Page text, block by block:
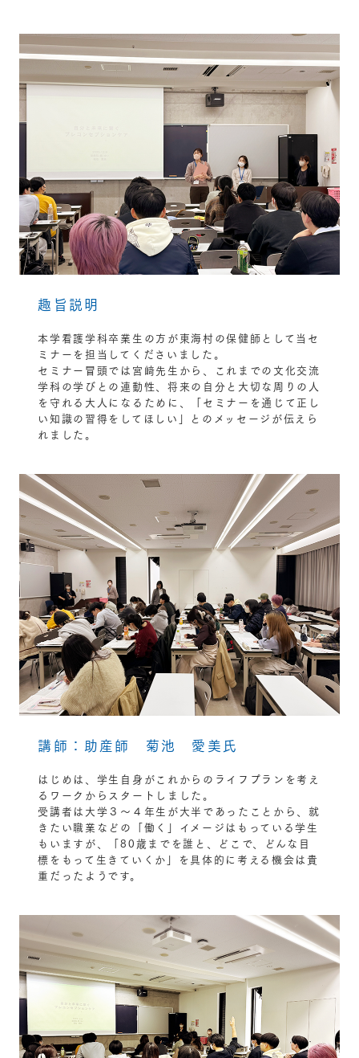
趣旨説明
本学看護学科卒業生の方が東海村の保健師として当セ
ミナーを担当してくださいました。
セミナー冒頭では宮﨑先生から、これまでの文化交流
学科の学びとの連動性、将来の自分と大切な周りの人
を守れる大人になるために、「セミナーを通じて正し
い知識の習得をしてほしい」とのメッセージが伝えら
れました。
講師：助産師 菊池 愛美氏
はじめは、学生自身がこれからのライフプランを考え
るワークからスタートしました。
受講者は大学３～４年生が大半であったことから、就
きたい職業などの「働く」イメージはもっている学生
もいますが、「80歳までを誰と、どこで、どんな目
標をもって生きていくか」を具体的に考える機会は貴
重だったようです。